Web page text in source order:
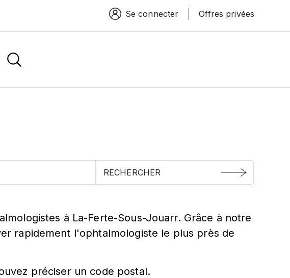
Espace connexion
Se connecter Offres privées
à
à La-Ferte-Sous-Jouarr. Grâce à notre
rapidement l'ophtalmologiste le plus près de
préciser un code postal.